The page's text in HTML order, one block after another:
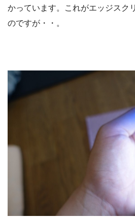
かっています。これがエッジスク
のですが・・。